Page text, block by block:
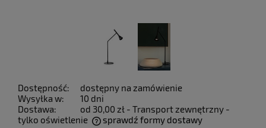
Dostępność:
dostępny na zamówienie
Wysyłka w:
10 dni
Dostawa:
od 30,00 zł - Transport zewnętrzny -
tylko oświetlenie
sprawdź formy dostawy